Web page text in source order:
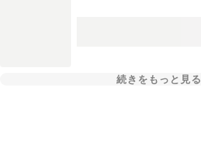
続きをもっと見る